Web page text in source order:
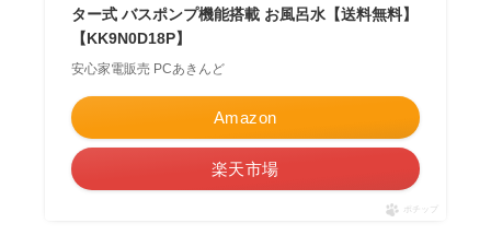
ター式 バスポンプ機能搭載 お風呂水【送料無料】
【KK9N0D18P】
安心家電販売 PCあきんど
Amazon
楽天市場
ポチップ